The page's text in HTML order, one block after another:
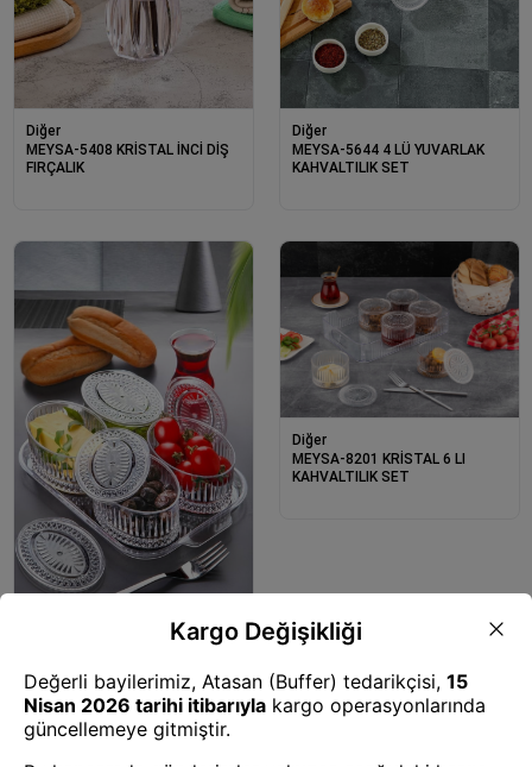
Diğer
MEYSA-5408 KRİSTAL İNCİ DİŞ
FIRÇALIK
Diğer
MEYSA-5644 4 LÜ YUVARLAK
KAHVALTILIK SET
MEYSA-5699 KRİSTAL 4 LÜ
Diğer
MEYSA-8201 KRİSTAL 6 LI
KAHVALTILIK SET